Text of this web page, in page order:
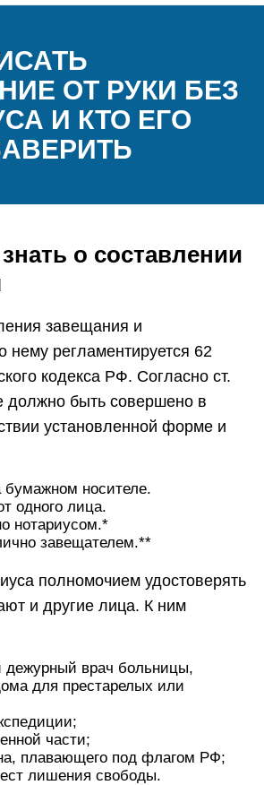
ОТ РУКИ БЕЗ
И КТО ЕГО
о составлении
завещания и
нему регламентируется 62
кодекса РФ. Согласно ст.
должно быть совершено в
установленной форме и
бумажном носителе.
одного лица.
нотариусом.*
завещателем.**
полномочием удостоверять
и другие лица. К ним
дежурный врач больницы,
для престарелых или
части;
плавающего под флагом РФ;
лишения свободы.